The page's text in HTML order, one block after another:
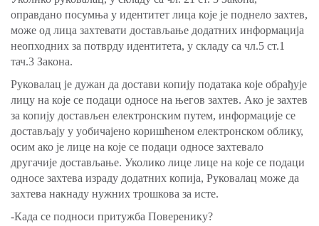
оправдано посумња у идентитет лица које је поднело захтев,
може од лица захтевати достављање додатних информација
неопходних за потврду идентитета, у складу са чл.5 ст.1
тач.3 Закона.
Руковалац је дужан да достави копију података које обрађује
лицу на које се подаци односе на његов захтев. Ако је захтев
за копију достављен електронским путем, информације се
достављају у уобичајено коришћеном електронском облику,
осим ако је лице на које се подаци односе захтевало
другачије достављање. Уколико лице лице на које се подаци
односе захтева израду додатних копија, Руковалац може да
захтева накнаду нужних трошкова за исте.
-Када се подноси притужба Поверенику?